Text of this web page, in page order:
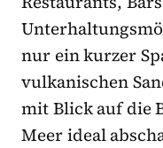
nur ein kurzer
vulkanischen
mit Blick auf die
Meer ideal